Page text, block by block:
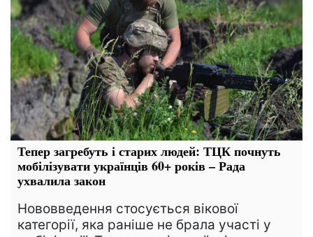
Тепер загребуть і старих людей: ТЦК почнуть
мобілізувати українців 60+ років – Рада
ухвалила закон
Нововведення стосується вікової
категорії, яка раніше не брала участі у